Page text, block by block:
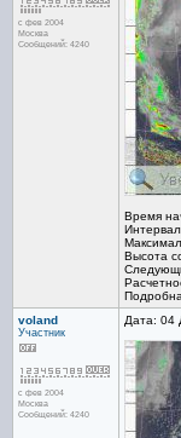
с фев 2004
Москва
Сообщений: 4240
Время
Высота
voland
Участник
с фев 2004
Москва
Сообщений: 4240
Дата: 04